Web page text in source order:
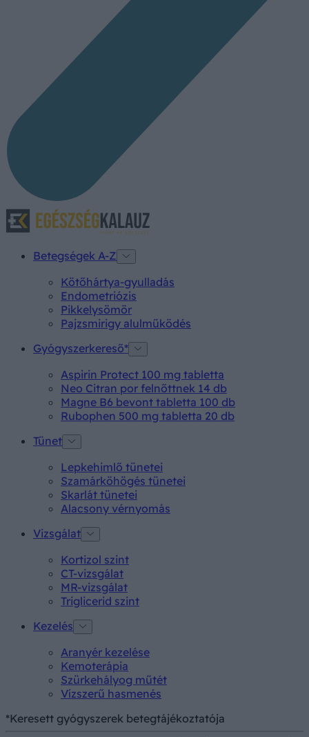
Betegségek A-Z
Kötőhártya-gyulladás
Endometriózis
Pikkelysömör
Pajzsmirigy alulműködés
Gyógyszerkereső*
Aspirin Protect 100 mg tabletta
Neo Citran por felnőttnek 14 db
Magne B6 bevont tabletta 100 db
Rubophen 500 mg tabletta 20 db
Tünet
Lepkehimlő tünetei
Szamárköhögés tünetei
Skarlát tünetei
Alacsony vérnyomás
Vizsgálat
Kortizol szint
CT-vizsgálat
MR-vizsgálat
Triglicerid szint
Kezelés
Aranyér kezelése
Kemoterápia
Szürkehályog műtét
Vízszerű hasmenés
*Keresett gyógyszerek betegtájékoztatója